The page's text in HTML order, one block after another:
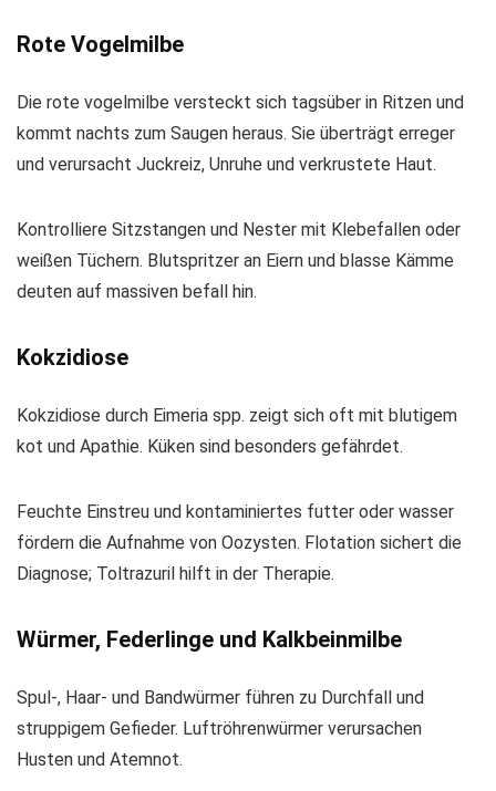
Rote Vogelmilbe
Die rote vogelmilbe versteckt sich tagsüber in Ritzen und
kommt nachts zum Saugen heraus. Sie überträgt erreger
und verursacht Juckreiz, Unruhe und verkrustete Haut.
Kontrolliere Sitzstangen und Nester mit Klebefallen oder
weißen Tüchern. Blutspritzer an Eiern und blasse Kämme
deuten auf massiven befall hin.
Kokzidiose
Kokzidiose durch Eimeria spp. zeigt sich oft mit blutigem
kot und Apathie. Küken sind besonders gefährdet.
Feuchte Einstreu und kontaminiertes futter oder wasser
fördern die Aufnahme von Oozysten. Flotation sichert die
Diagnose; Toltrazuril hilft in der Therapie.
Würmer, Federlinge und Kalkbeinmilbe
Spul-, Haar- und Bandwürmer führen zu Durchfall und
struppigem Gefieder. Luftröhrenwürmer verursachen
Husten und Atemnot.